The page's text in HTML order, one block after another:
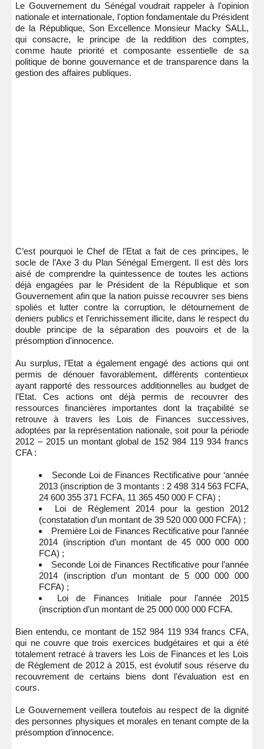
Le Gouvernement du Sénégal voudrait rappeler à l'opinion
nationale et internationale, l'option fondamentale du Président
de la République, Son Excellence Monsieur Macky SALL,
qui consacre, le principe de la reddition des comptes,
comme haute priorité et composante essentielle de sa
politique de bonne gouvernance et de transparence dans la
gestion des affaires publiques.
C’est pourquoi le Chef de l’Etat a fait de ces principes, le
socle de l’Axe 3 du Plan Sénégal Emergent. Il est dès lors
aisé de comprendre la quintessence de toutes les actions
déjà engagées par le Président de la République et son
Gouvernement afin que la nation puisse recouvrer ses biens
spoliés et lutter contre la corruption, le détournement de
deniers publics et l'enrichissement illicite, dans le respect du
double principe de la séparation des pouvoirs et de la
présomption d'innocence.
Au surplus, l’Etat a également engagé des actions qui ont
permis de dénouer favorablement, différents contentieux
ayant rapporté des ressources additionnelles au budget de
l’Etat. Ces actions ont déjà permis de recouvrer des
ressources financières importantes dont la traçabilité se
retrouve à travers les Lois de Finances successives,
adoptées par la représentation nationale, soit pour la période
2012 – 2015 un montant global de 152 984 119 934 francs
CFA :
Seconde Loi de Finances Rectificative pour ‘année
2013 (inscription de 3 montants : 2 498 314 563 FCFA,
24 600 355 371 FCFA, 11 365 450 000 F CFA) ;
Loi de Règlement 2014 pour la gestion 2012
(constatation d’un montant de 39 520 000 000 FCFA) ;
Première Loi de Finances Rectificative pour l’année
2014 (inscription d’un montant de 45 000 000 000
FCA) ;
Seconde Loi de Finances Rectificative pour l’année
2014 (inscription d’un montant de 5 000 000 000
FCFA) ;
Loi de Finances Initiale pour l’année 2015
(inscription d’un montant de 25 000 000 000 FCFA.
Bien entendu, ce montant de 152 984 119 934 francs CFA,
qui ne couvre que trois exercices budgétaires et qui a été
totalement retracé à travers les Lois de Finances et les Lois
de Règlement de 2012 à 2015, est évolutif sous réserve du
recouvrement de certains biens dont l’évaluation est en
cours.
Le Gouvernement veillera toutefois au respect de la dignité
des personnes physiques et morales en tenant compte de la
présomption d’innocence.